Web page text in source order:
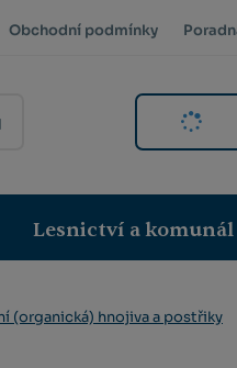
Obchodní podmínky
Lesnictví a komunál
(organická) hnojiva a postřiky